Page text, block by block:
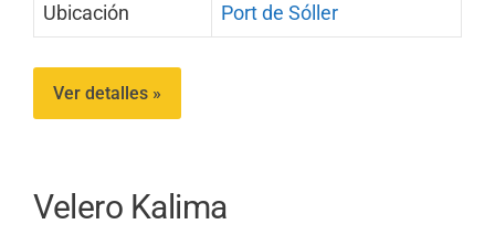
Ubicación Port de Sóller
Ver detalles »
Velero Kalima